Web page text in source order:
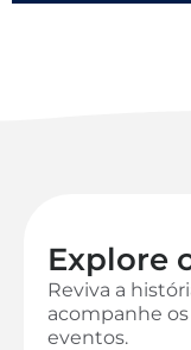
Explore
Reviva a
acompanhe
eventos.